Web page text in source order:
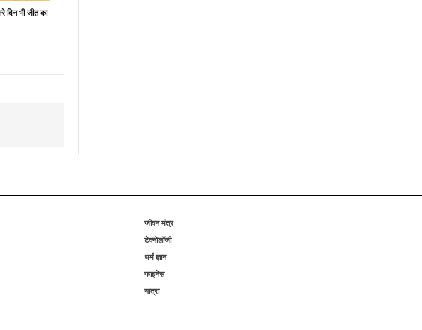
दिन भी जीत का
जीवन मंत्र
टेक्नोलॉजी
धर्म ज्ञान
फाइनेंस
यात्रा